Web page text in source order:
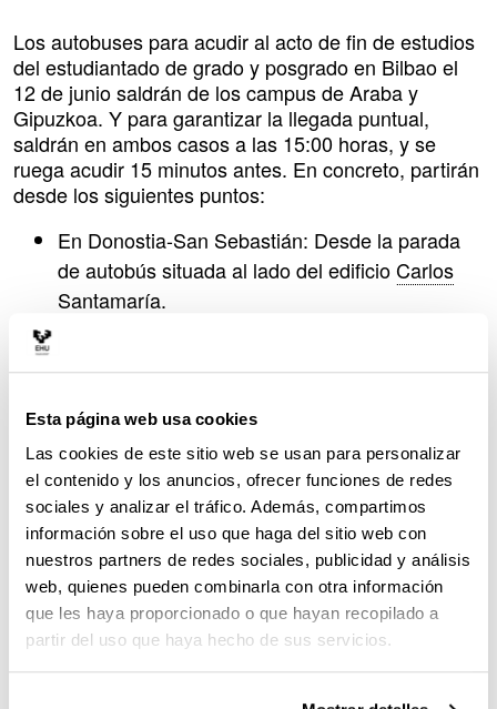
Esta página web usa cookies
Las cookies de este sitio web se usan para personalizar
el contenido y los anuncios, ofrecer funciones de redes
sociales y analizar el tráfico. Además, compartimos
información sobre el uso que haga del sitio web con
nuestros partners de redes sociales, publicidad y análisis
web, quienes pueden combinarla con otra información
que les haya proporcionado o que hayan recopilado a
partir del uso que haya hecho de sus servicios.
Los autobuses para acudir al acto de fin de estudios
del estudiantado de grado y posgrado en Bilbao el
12 de junio saldrán de los campus de Araba y
Gipuzkoa. Y para garantizar la llegada puntual,
saldrán en ambos casos a las 15:00 horas, y se
ruega acudir 15 minutos antes. En concreto, partirán
desde los siguientes puntos:
En Donostia-San Sebastián: Desde la parada
de autobús situada al lado del edificioCarlos
Santamaría.
Los autobuses de regreso saldrán a las 22:30 horas
También en este caso se recomienda estar allí 15
minutos antes.
Pago mediante transferencia
El viaje de ida y vuelta, tanto desde Gasteiz como
desde Donostia, tiene un coste de 13 euros y el
billete se debe adquirir con
antelación con transferencia en la siguiente cuenta
corriente de Kutxabank: ES46 2095 4408 5091 2737
5844. Desde la EHU se recuerda que es
imprescindible especificar nombre, apellidos y